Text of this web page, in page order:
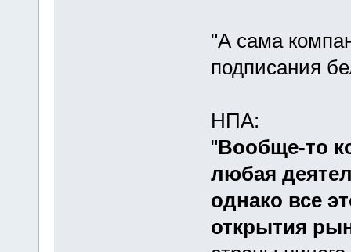
"А сама
подписания
НПА:
"Вообще-то
любая
однако все
открытия